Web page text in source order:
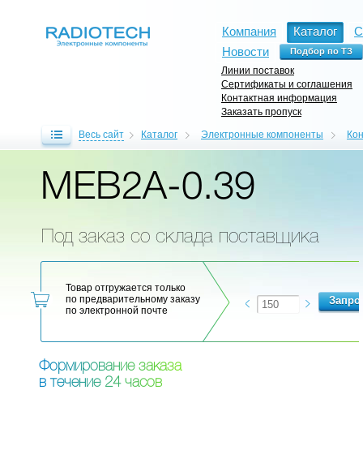
Компания Каталог
Новости
Линии поставок
Сертификаты и соглашения
Контактная информация
Заказать пропуск
Весь сайт Каталог Электронные компоненты
MEB2A-0.39
Под заказ со склада поставщика
Товар отгружается только
по предварительному заказу
по электронной почте
Формирование заказа
в течение 24 часов